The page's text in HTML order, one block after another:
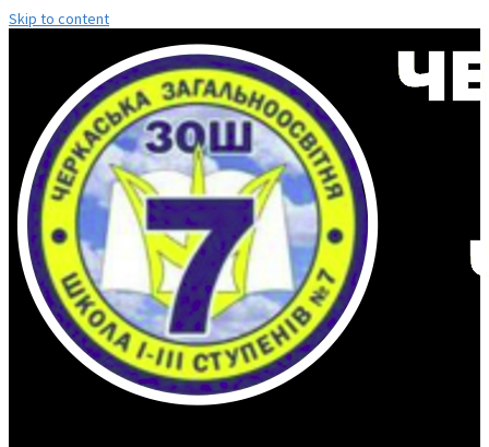
Skip to content